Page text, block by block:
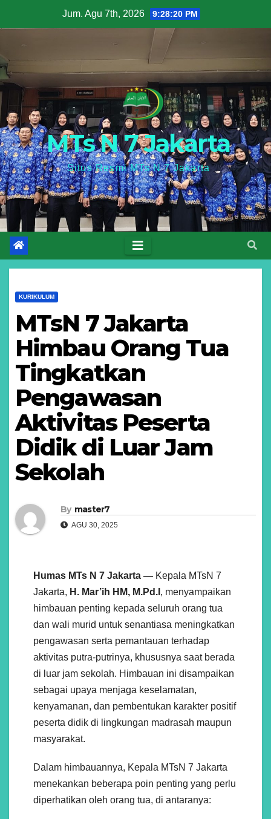
to
Jum. Agu 7th, 2026 9:28:21 PM
MTs N 7 Jakarta
Situs Resmi MTs N 7 Jakarta
KURIKULUM
MTsN 7 Jakarta
Himbau Orang Tua
Tingkatkan
Pengawasan
Aktivitas Peserta
Didik di Luar Jam
Sekolah
By master7
AGU 30, 2025
Humas MTs N 7 Jakarta — Kepala MTsN 7
Jakarta, H. Mar’ih HM, M.Pd.I , menyampaikan
himbauan penting kepada seluruh orang tua
dan wali murid untuk senantiasa meningkatkan
pengawasan serta pemantauan terhadap
aktivitas putra-putrinya, khususnya saat berada
di luar jam sekolah. Himbauan ini disampaikan
sebagai upaya menjaga keselamatan,
kenyamanan, dan pembentukan karakter positif
peserta didik di lingkungan madrasah maupun
masyarakat.
Dalam himbauannya, Kepala MTsN 7 Jakarta
menekankan beberapa poin penting yang perlu
diperhatikan oleh orang tua, di antaranya: